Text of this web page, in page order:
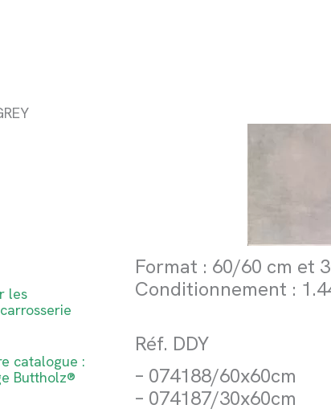
les
catalogue :
Buttholz®
Format : 60/60 cm et
Conditionnement :
Réf. DDY
– 074188/60x60cm
– 074187/30x60cm